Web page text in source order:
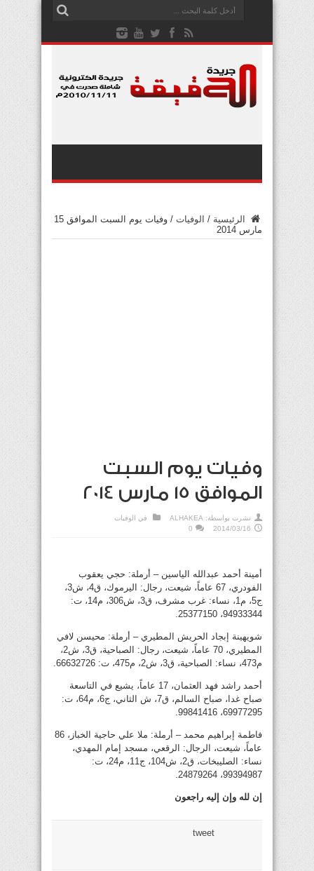
الرئيسية / الوفيات /
وفيات يوم السبت الموافق 15
مارس 2014
وفيات يوم السبت
الموافق 15 مارس 2014
نشرت بواسطة: ALHAKEA في الوفيات
2014/03/16
0
أمينة أحمد عبدالله الياسين – أرملة: حجي يعقوب
الفودري، 67 عاماً، شيعت، رجال: اليرموك، ق4، ش3،
ج5، م1، نساء: غرب مشرف، ق3، ش306، م14، ت:
94933344، 25377150.
شويهينة إبجاد الحريش المطيري – أرملة: محيسن لافي
المطيري، 70 عاماً، شيعت، رجال: الصباحية، ق3، ش2،
م473، نساء: الصباحية، ق3، ش2، م475، ت: 66632726.
أحمد راشد فهد العثمان، 17 عاماً، يشيع في التاسعة
صباح غدا، صباح السالم، ق7، ش الثاني، ج6، م64، ت:
69977295، 99841416.
فاطمة إبراهيم محمد – أرملة: ملا علي حاجية الخباز، 86
عاماً، شيعت، الرجال: الرقعي، مسجد إمام المهدي،
نساء: الصليبخات، ق2، ش104، ج11، م24، ت:
99394987، 24879264.
إن لله وإن إليه راجعون
tweet